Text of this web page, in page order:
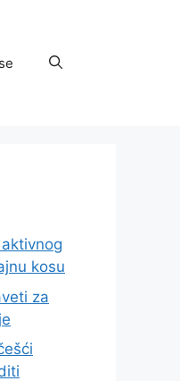
kosu
za